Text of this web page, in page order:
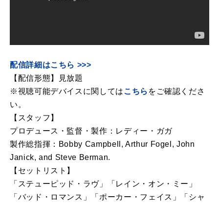
配信詳細はこちら >>>
【配信形態】⾒放題
※視聴可能デバイスに関してはこちら をご確認くださ
い。
【スタッフ】
プロデュース・監督・製作：レディー・ガガ
製作総指揮：Bobby Campbell, Arthur Fogel, John
Janick, and Steve Berman.
【セットリスト】
「ステューピッド・ラヴ」「レイン・オン・ミー」
「バッド・ロマンス」「ポーカー・フェイス」「シャ